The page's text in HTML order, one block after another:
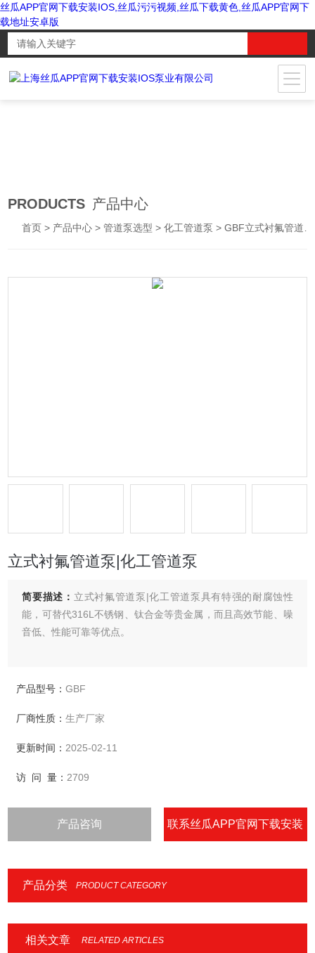
丝瓜APP官网下载安装IOS,丝瓜污污视频,丝瓜下载黄色,丝瓜APP官网下
载地址安卓版
PRODUCTS 产品中心
首页 > 产品中心 >管道泵选型 >化工管道泵 > GBF立式衬氟管道泵|化工管道泵
立式衬氟管道泵|化工管道泵
简要描述： 立式衬氟管道泵|化工管道泵具有特强的耐腐蚀性
能，可替代316L不锈钢、钛合金等贵金属，而且高效节能、噪
音低、性能可靠等优点。
产品型号：GBF
厂商性质：生产厂家
更新时间： 2025-02-11
访 问 量： 2709
产品咨询 联系丝瓜APP官网下载安装
产品分类 PRODUCT CATEGORY
相关文章 RELATED ARTICLES